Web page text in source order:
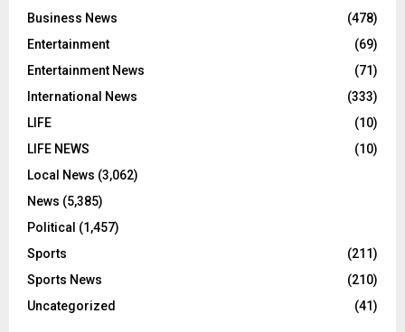
Business News
(478)
Entertainment
(69)
Entertainment News
(71)
International News
(333)
LIFE
(10)
LIFE NEWS
(10)
Local News (3,062)
News (5,385)
Political (1,457)
Sports
(211)
Sports News
(210)
Uncategorized
(41)